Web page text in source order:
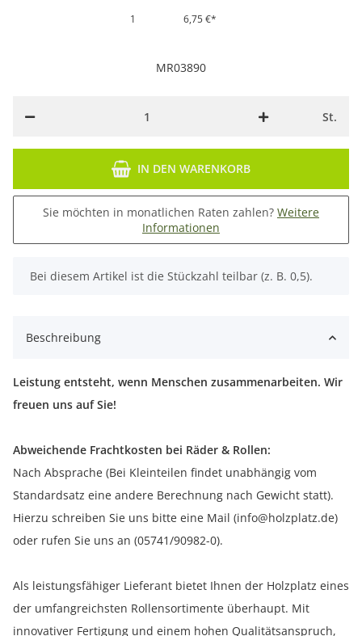
1
6,75 €*
MR03890
St.
IN DEN WARENKORB
Sie möchten in monatlichen Raten zahlen? Weitere
Informationen
x
Bei diesem Artikel ist die Stückzahl teilbar (z. B. 0,5).
Beschreibung
Leistung entsteht, wenn Menschen zusammenarbeiten. Wir
freuen uns auf Sie!
Abweichende Frachtkosten bei Räder & Rollen:
Nach Absprache (Bei Kleinteilen findet unabhängig vom
Standardsatz eine andere Berechnung nach Gewicht statt).
Hierzu schreiben Sie uns bitte eine Mail (info@holzplatz.de)
oder rufen Sie uns an (05741/90982-0).
Als leistungsfähiger Lieferant bietet Ihnen der Holzplatz eines
der umfangreichsten Rollensortimente überhaupt. Mit
innovativer Fertigung und einem hohen Qualitätsanspruch,